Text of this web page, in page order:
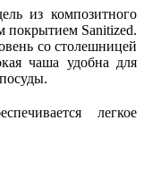
из композитного
покрытием Sanitized.
со столешницей
чаша удобна для
легкое